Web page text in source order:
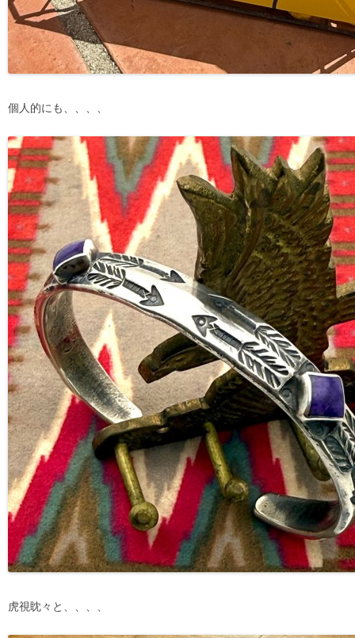
個人的にも、、、、
虎視眈々と、、、、